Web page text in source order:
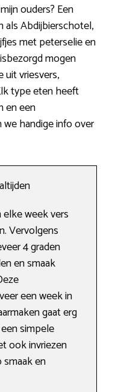
ouders? Een
als Abdijbierschotel,
met peterselie en
mogen
uit vriesvers,
type eten heeft
en een
handige info over
week vers
Vervolgens
4 graden
en smaak
een week in
gaat erg
simpele
ook invriezen
en